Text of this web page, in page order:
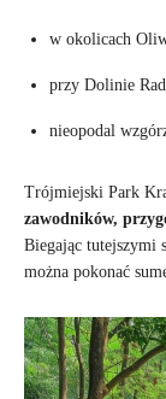
w okolicach
przy Dolinie
nieopodal
Trójmiejski Park
zawodników,
Biegając tutejszymi
można pokonać